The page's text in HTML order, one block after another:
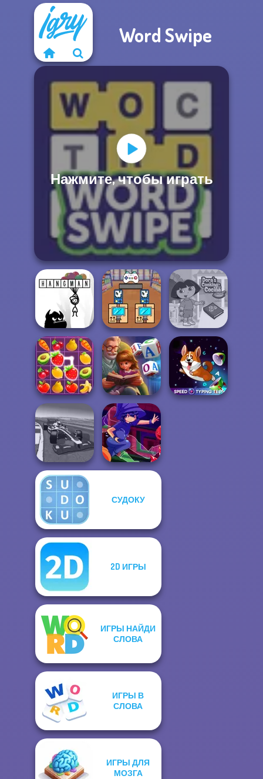
Word Swipe
Нажмите, чтобы играть
Hangman
Black Friday
Stacker
Dora Cooking in
la Cucina
Fruit Mahjong
Word Scramble:
Family Tales
Grand Extreme
Racing
СУДОКУ
2D ИГРЫ
ИГРЫ НАЙДИ
СЛОВА
ИГРЫ В
СЛОВА
ИГРЫ ДЛЯ
МОЗГА